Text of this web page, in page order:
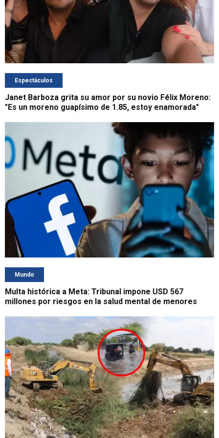
Espectáculos
Janet Barboza grita su amor por su novio Félix Moreno:
"Es un moreno guapísimo de 1.85, estoy enamorada"
Mundo
Multa histórica a Meta: Tribunal impone USD 567
millones por riesgos en la salud mental de menores